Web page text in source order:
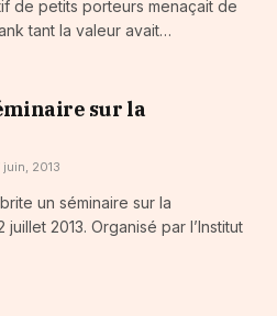
de petits porteurs menaçait de
tant la valeur avait…
sur la
juin, 2013
un séminaire sur la
2013. Organisé par l’Institut